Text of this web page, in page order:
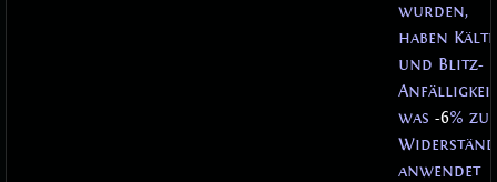
wurden,
haben
und Blitz-
was -6% zu
anwendet